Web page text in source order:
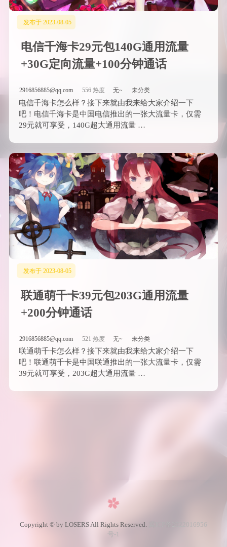
发布于 2023-08-05
电信千海卡29元包140G通用流量
+30G定向流量+100分钟通话
2916856885@qq.com 556 热度 无~ 未分类
电信千海卡怎么样？接下来就由我来给大家介绍一下
吧！电信千海卡是中国电信推出的一张大流量卡，仅需
29元就可享受，140G超大通用流量 …
发布于 2023-08-05
联通萌千卡39元包203G通用流量
+200分钟通话
2916856885@qq.com 521 热度 无~ 未分类
联通萌千卡怎么样？接下来就由我来给大家介绍一下
吧！联通萌千卡是中国联通推出的一张大流量卡，仅需
39元就可享受，203G超大通用流量 …
Copyright © by LOSERS All Rights Reserved.
冀ICP备2022016956
号-1